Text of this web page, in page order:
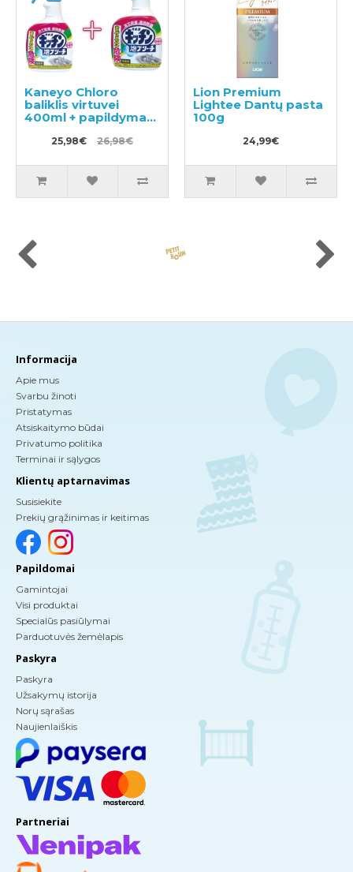
Kaneyo Chloro
baliklis virtuvei
400ml + papildymas
25,98€ 26,98€
Lion Premium
Lightee Dantų pasta
100g
24,99€
Informacija
Apie mus
Svarbu žinoti
Pristatymas
Atsiskaitymo būdai
Privatumo politika
Terminai ir sąlygos
Klientų aptarnavimas
Susisiekite
Prekių grąžinimas ir keitimas
Papildomai
Gamintojai
Visi produktai
Specialūs pasiūlymai
Parduotuvės žemėlapis
Paskyra
Paskyra
Užsakymų istorija
Norų sąrašas
Naujienlaiškis
Partneriai